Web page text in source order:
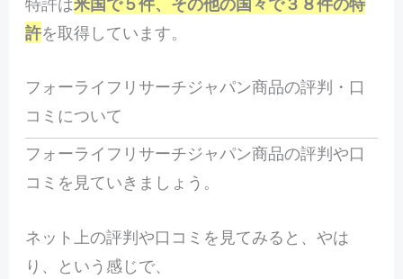
許を取得しています。
フォーライフリサーチジャパン商品の評判・口
コミについて
フォーライフリサーチジャパン商品の評判や口
コミを見ていきましょう。
ネット上の評判や口コミを見てみると、やは
り、という感じで、